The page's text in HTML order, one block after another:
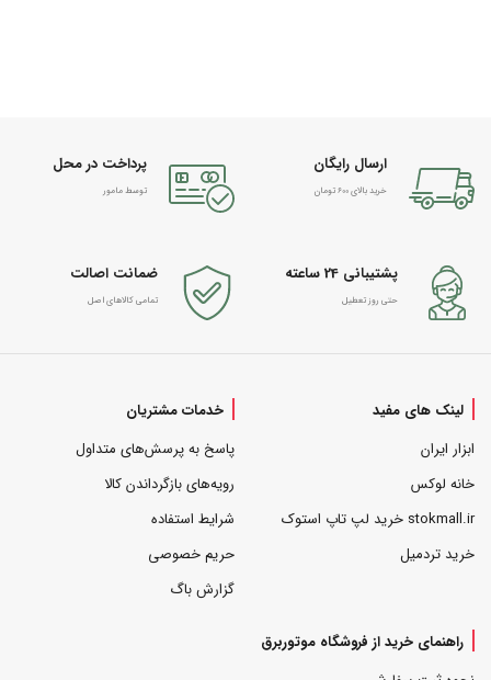
ارسال رایگان
خرید بالای 600 تومان
پرداخت در محل
توسط مامور
پشتیبانی 24 ساعته
حتی روز تعطیل
ضمانت اصالت
تمامی کالاهای اصل
لینک های مفید
ابزار ایران
خانه لوکس
stokmall.ir خرید لپ تاپ استوک
خرید تردمیل
خدمات مشتریان
پاسخ به پرسش‌های متداول
رویه‌های بازگرداندن کالا
شرایط استفاده
حریم خصوصی
گزارش باگ
راهنمای خرید از فروشگاه موتوربرق